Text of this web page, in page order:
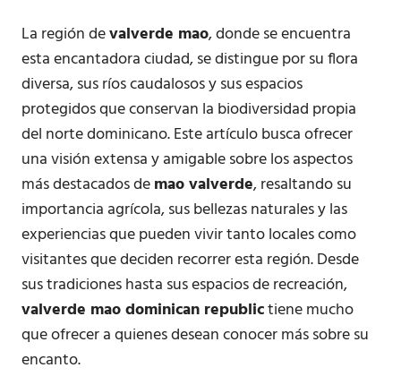
La región devalverde mao, donde se encuentra
esta encantadora ciudad, se distingue por su flora
diversa, sus ríos caudalosos y sus espacios
protegidos que conservan la biodiversidad propia
del norte dominicano. Este artículo busca ofrecer
una visión extensa y amigable sobre los aspectos
más destacados demao valverde, resaltando su
importancia agrícola, sus bellezas naturales y las
experiencias que pueden vivir tanto locales como
visitantes que deciden recorrer esta región. Desde
sus tradiciones hasta sus espacios de recreación,
valverde mao dominican republictiene mucho
que ofrecer a quienes desean conocer más sobre su
encanto.